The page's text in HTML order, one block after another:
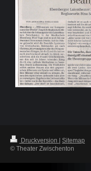
Druckversion
Sitemap
© Theater Zwischenton